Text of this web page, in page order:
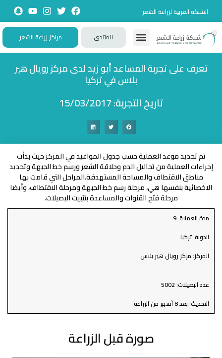
الشبكة العربية لزراعة الشعر
المنتدى مراكز زراعة الشعر
تعرف على تجربة المساعد أبو زيد لدى مركز رويال هير
بلاس في تركيا
تاريخ التجربة: 15/03/2017
تم تحديد موعد العملية حسب جدول المواعيد في المركز حيث بدأت
إجراءات العملية من تحاليل الدم وحلاقة الشعر ورسم خط الجبهة وتحديد
مناطق الاقتطاف والمساحة المستهدفة. ​ المراحل التي قامت بها
الاخصائية بنفسها هي، مرحلة رسم خط الجبهة ومرحلة الاقتطاف، وأيضا
مرحلة فتح القنوات والمساعدة بتثبيت البصيلات.
مدة العملية: 9
الدولة: تركيا
المركز: مركز رويال هير بلاس
عدد البصيلات: 5002
التحديث: بعد 8 أشهر من الزراعة
صورة قبل الزراعة